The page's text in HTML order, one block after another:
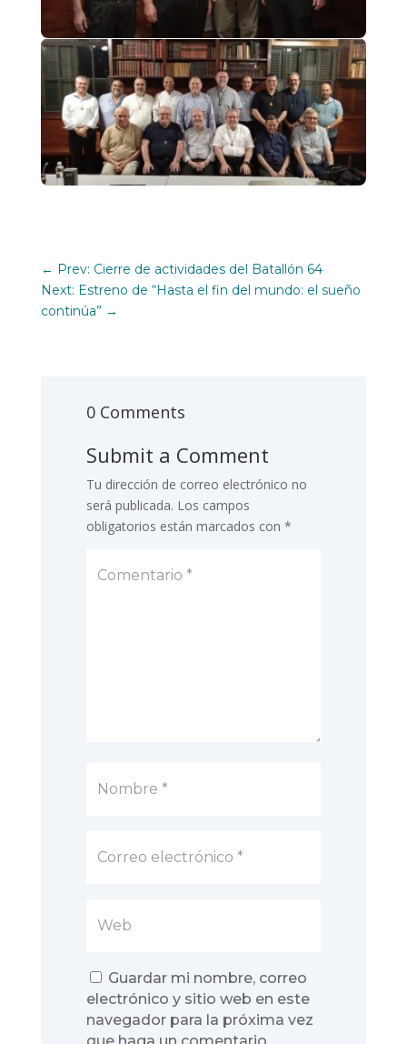
← Prev: Cierre de actividades del Batallón 64
Next: Estreno de “Hasta el fin del mundo: el sueño
continúa” →
0 Comments
Submit a Comment
Tu dirección de correo electrónico no
será publicada. Los campos
obligatorios están marcados con *
Guardar mi nombre, correo
electrónico y sitio web en este
navegador para la próxima vez